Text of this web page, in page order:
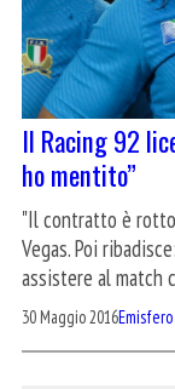
Il Racing 92
ho mentito”
"Il contratto è
Vegas. Poi
assistere al match
30 Maggio 2016